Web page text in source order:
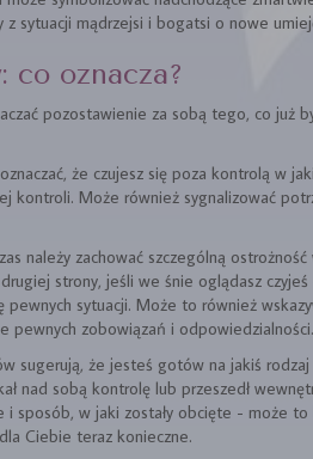
sytuacji mądrzejsi i bogatsi o nowe
co oznacza?
pozostawienie za sobą tego, co już
że czujesz się poza kontrolą w
kontroli. Może również sygnalizować
należy zachować szczególną
strony, jeśli we śnie oglądasz
pewnych sytuacji. Może to również
pewnych zobowiązań i odpowiedzialności.
sugerują, że jesteś gotów na jakiś
nad sobą kontrolę lub przeszedł
i sposób, w jaki zostały obcięte - może
Ciebie teraz konieczne.